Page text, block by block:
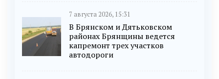
7 августа 2026, 15:31
В Брянском и Дятьковском
районах Брянщины ведется
капремонт трех участков
автодороги